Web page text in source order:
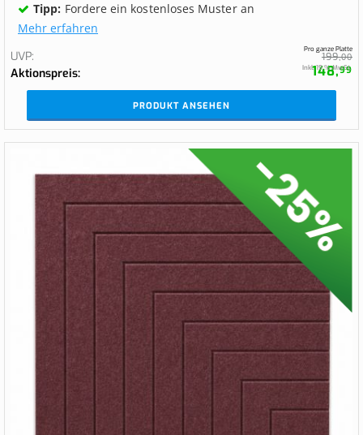
Tipp: Fordere ein kostenloses Muster an
Mehr erfahren
UVP
199,00
Aktionspreis
Pro ganze Platte
148,99
Inkl. 19 % MwSt.
PRODUKT ANSEHEN